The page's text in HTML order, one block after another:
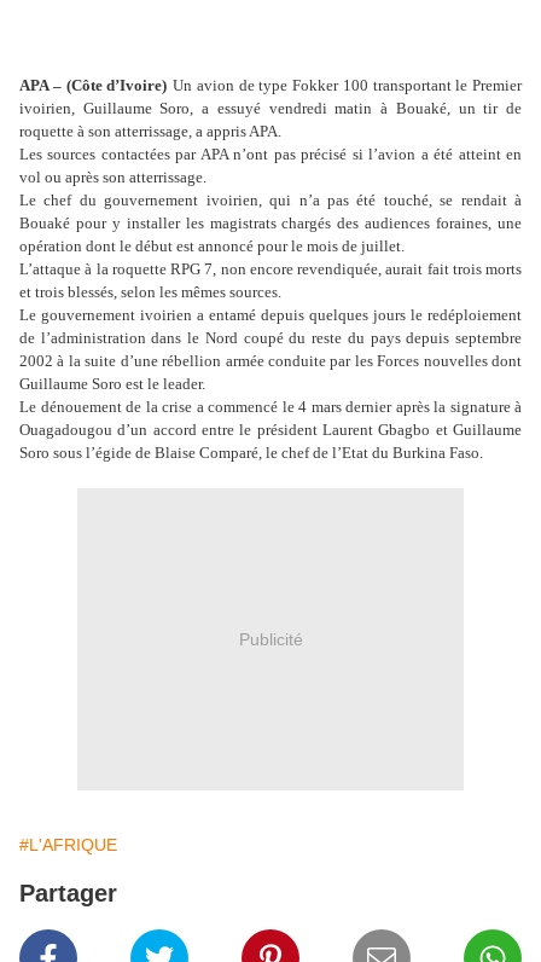
APA – (Côte d’Ivoire) Un avion de type Fokker 100 transportant le Premier
ivoirien, Guillaume Soro, a essuyé vendredi matin à Bouaké, un tir de
roquette à son atterrissage, a appris APA.
Les sources contactées par APA n’ont pas précisé si l’avion a été atteint en
vol ou après son atterrissage.
Le chef du gouvernement ivoirien, qui n’a pas été touché, se rendait à
Bouaké pour y installer les magistrats chargés des audiences foraines, une
opération dont le début est annoncé pour le mois de juillet.
L’attaque à la roquette RPG 7, non encore revendiquée, aurait fait trois morts
et trois blessés, selon les mêmes sources.
Le gouvernement ivoirien a entamé depuis quelques jours le redéploiement
de l’administration dans le Nord coupé du reste du pays depuis septembre
2002 à la suite d’une rébellion armée conduite par les Forces nouvelles dont
Guillaume Soro est le leader.
Le dénouement de la crise a commencé le 4 mars dernier après la signature à
Ouagadougou d’un accord entre le président Laurent Gbagbo et Guillaume
Soro sous l’égide de Blaise Comparé, le chef de l’Etat du Burkina Faso.
Publicité
#L'AFRIQUE
Partager